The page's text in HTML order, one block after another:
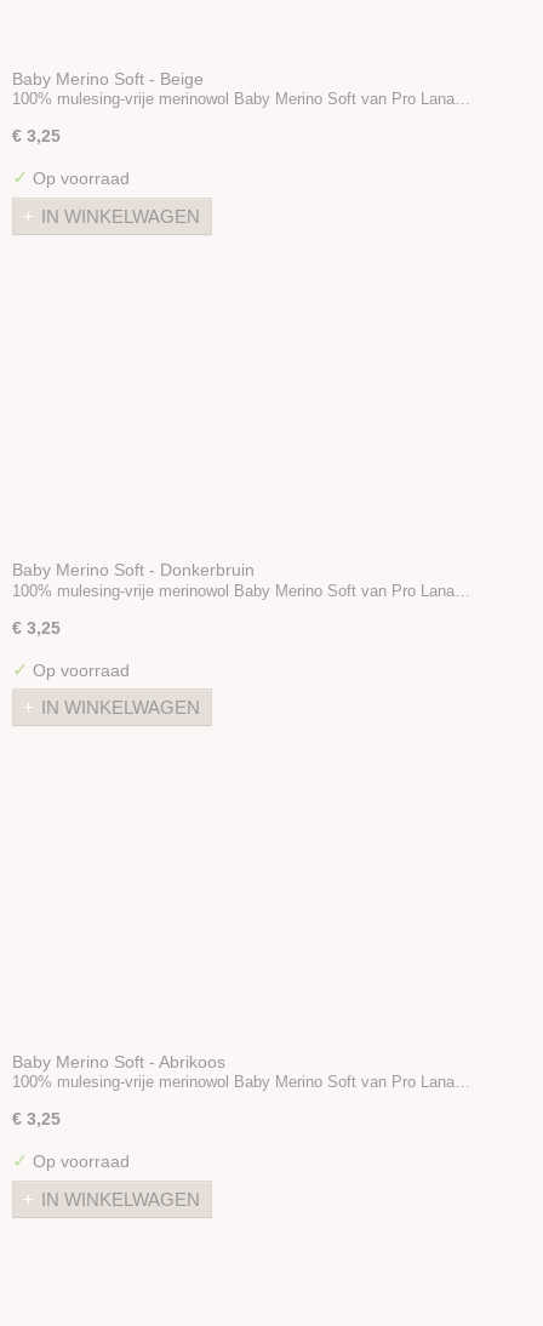
Baby Merino Soft - Beige
100% mulesing-vrije merinowol Baby Merino Soft van Pro Lana…
€ 3,25
✓ Op voorraad
IN WINKELWAGEN
Baby Merino Soft - Donkerbruin
100% mulesing-vrije merinowol Baby Merino Soft van Pro Lana…
€ 3,25
✓ Op voorraad
IN WINKELWAGEN
Baby Merino Soft - Abrikoos
100% mulesing-vrije merinowol Baby Merino Soft van Pro Lana…
€ 3,25
✓ Op voorraad
IN WINKELWAGEN